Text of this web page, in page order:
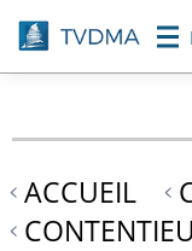
Aller
au
contenu
ACCUEIL